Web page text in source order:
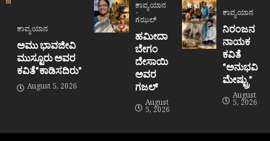
ಕಾವ್ಯಯಾನ
ಅಮು ಭಾವಜೀವಿ
ಮುಸ್ಟೂರು ಅವರ
ಕವಿತೆ”ಕಾಡಿಸದಿರು”
August 5, 2026
ಕಾವ್ಯಯಾನ
ಗಝಲ್
ಹಮೀದಾ
ಬೇಗಂ
ದೇಸಾಯಿ
ಅವರ
ಗಜಲ್
August
5, 2026
ಕಾವ್ಯಯಾನ
ನಿರಂಜನ
ನಾಯಕ
ಕವಿತೆ
“ಅನುಭವಿ
ಮೇಷ್ಟ್ರು”
August
5, 2026